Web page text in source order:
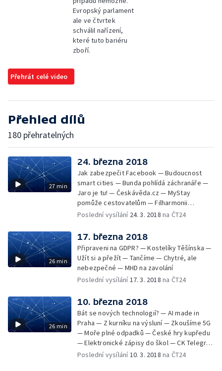
Evropský parlament
ale ve čtvrtek
schválil nařízení,
které tuto bariéru
zboří.
Přehrát celé video
Přehled dílů
180 přehratelných
27 min
24. března 2018
Jak zabezpečit Facebook — Budoucnost
smart cities — Bunda pohlídá záchranáře —
Jaro je tu! — Českávěda.cz — MyStay
pomůže cestovatelům — Filharmonii
doprovodili hráči na mobily — Samé dobré
Poslední vysílání 24. 3. 2018 na ČT24
26 min
17. března 2018
Připraveni na GDPR? — Kostelíky Těšínska —
Užít si a přežít — Tančíme — Chytré, ale
nebezpečné — MHD na zavolání
Poslední vysílání17. 3. 2018 na ČT24
26 min
10. března 2018
Bát se nových technologií? — AI made in
Praha — Z kurníku na výsluní — Zkoušíme 5G
— Moře plné odpadků — České hry kupředu
— Elektronické zápisy do škol — CK Telegraf
vysílá
Poslední vysílání10. 3. 2018 na ČT24